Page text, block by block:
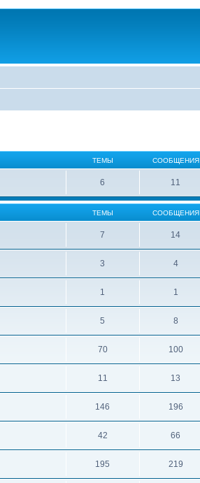
ТЕМЫ СООБЩЕНИЯ
6 11
ТЕМЫ СООБЩЕНИЯ
7 14
3 4
1 1
5 8
70 100
11 13
146 196
42 66
195 219